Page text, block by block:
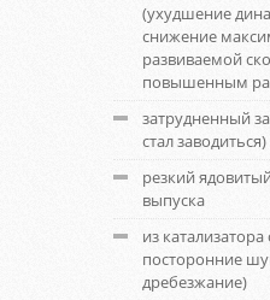
(ухудшение
снижение
развиваемой
повышенным
затрудненный
стал заводиться)
резкий
выпуска
из
посторонние
дребезжание)